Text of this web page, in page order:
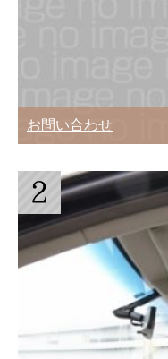
お問い合わせ